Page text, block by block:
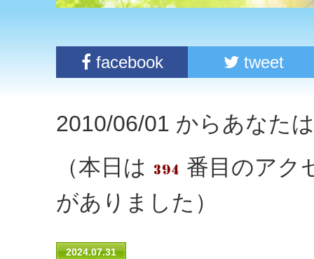
facebook tweet
2010/06/01 からあなた
（本日は
番目のア
がありました）
2024.07.31